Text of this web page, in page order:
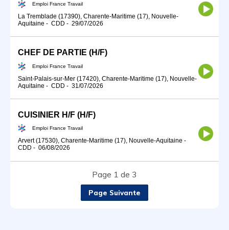
Emploi France Travail
La Tremblade (17390), Charente-Maritime (17), Nouvelle-
Aquitaine - CDD - 29/07/2026
CHEF DE PARTIE (H/F)
Emploi France Travail
Saint-Palais-sur-Mer (17420), Charente-Maritime (17), Nouvelle-
Aquitaine - CDD - 31/07/2026
CUISINIER H/F (H/F)
Emploi France Travail
Arvert (17530), Charente-Maritime (17), Nouvelle-Aquitaine -
CDD - 06/08/2026
Page 1 de 3
Page Suivante